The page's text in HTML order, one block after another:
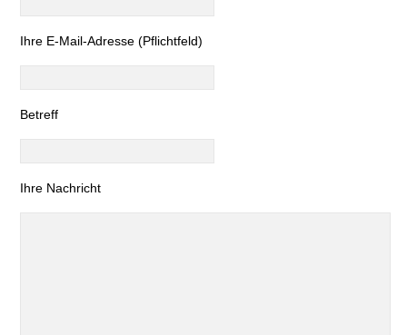
Bitte lasse dieses Feld leer.
Ihre E-Mail-Adresse (Pflichtfeld)
Betreff
Ihre Nachricht